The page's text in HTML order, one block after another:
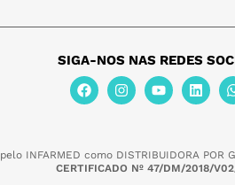
SIGA-NOS NAS REDES
pelo INFARMED como DISTRIBUIDORA POR
CERTIFICADO Nº 47/DM/2018/